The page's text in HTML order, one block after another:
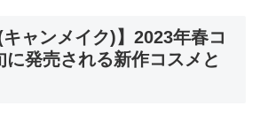
キャンメイク)】2023年春コ
に発売される新作コスメと